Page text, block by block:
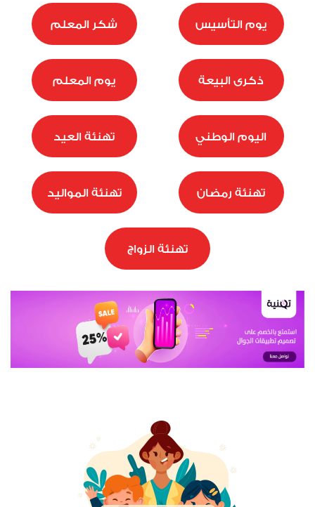
يوم التأسيس شكر المعلم
ذكرى البيعة يوم المعلم
اليوم الوطني تهنئة العيد
تهنئة رمضان تهنئة المواليد
تهنئة الزواج